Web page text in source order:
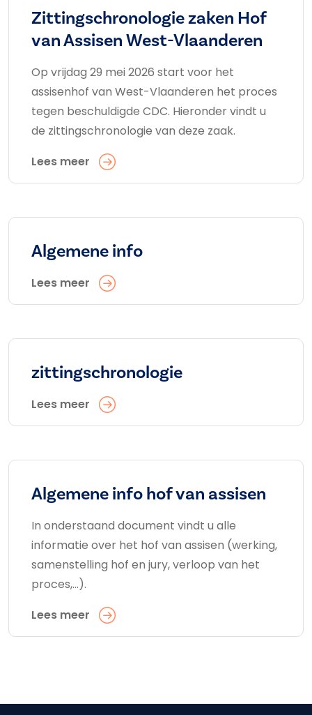
Zittingschronologie zaken Hof
van Assisen West-Vlaanderen
Op vrijdag 29 mei 2026 start voor het
assisenhof van West-Vlaanderen het proces
tegen beschuldigde CDC. Hieronder vindt u
de zittingschronologie van deze zaak.
Lees meer
Algemene info
Lees meer
zittingschronologie
Lees meer
Algemene info hof van assisen
In onderstaand document vindt u alle
informatie over het hof van assisen (werking,
samenstelling hof en jury, verloop van het
proces,...).
Lees meer